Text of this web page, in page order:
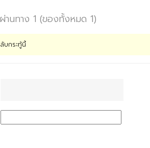
นทาง 1 (ของทั้งหมด 1)
บกระทู้นี้